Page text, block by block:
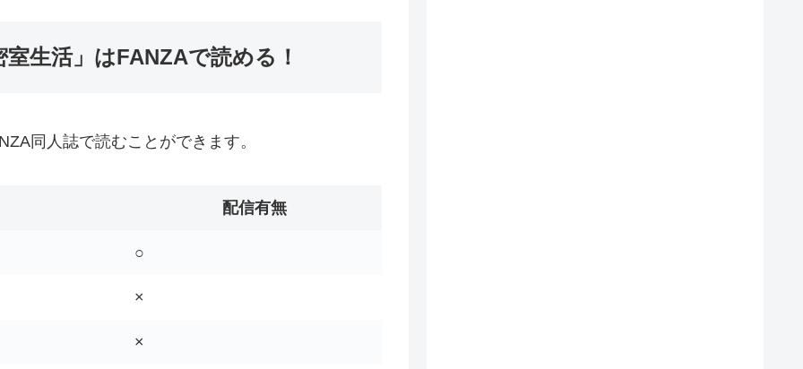
生活」はFANZAで読める！
同人誌で読むことができます。
配信有無
○
×
×